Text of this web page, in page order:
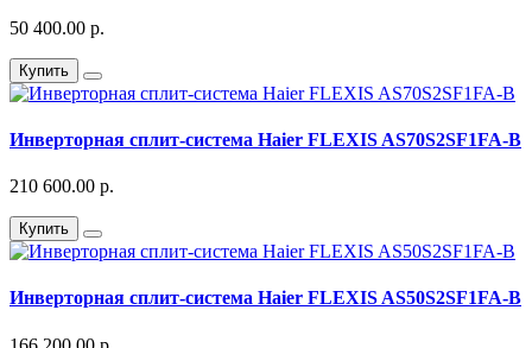
50 400.00 р.
Купить
Инверторная сплит-система Haier FLEXIS AS70S2SF1FA-B
210 600.00 р.
Купить
Инверторная сплит-система Haier FLEXIS AS50S2SF1FA-B